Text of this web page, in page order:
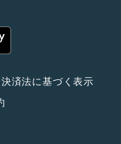
済法に基づく表示